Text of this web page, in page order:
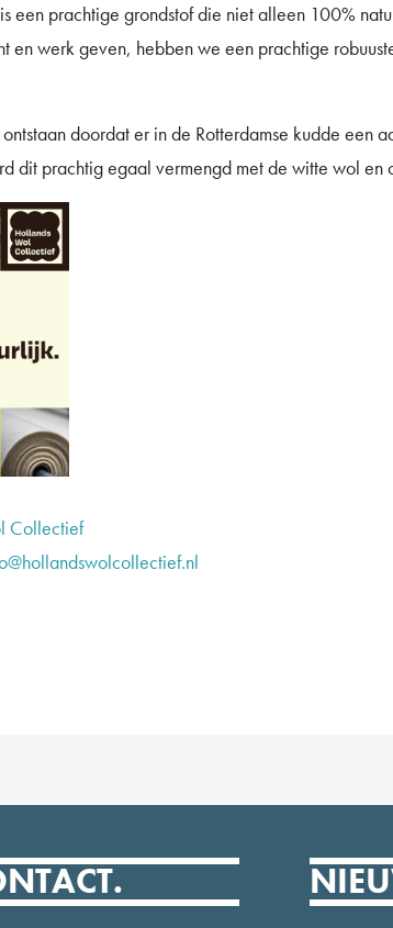
een prachtige grondstof die niet alleen 100%
en werk geven, hebben we een prachtige
doordat er in de Rotterdamse kudde een
dit prachtig egaal vermengd met de witte wol en
Collectief